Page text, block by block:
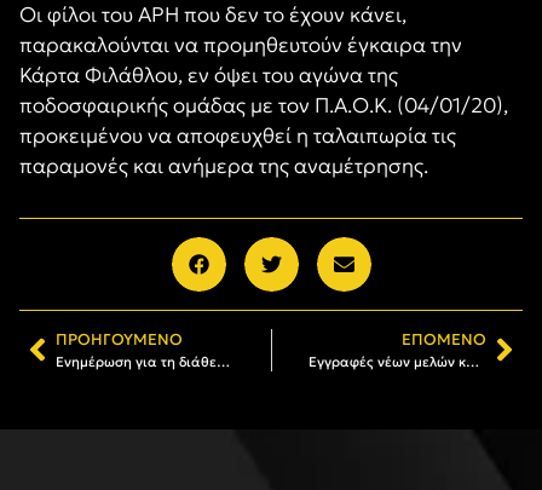
Οι φίλοι του ΑΡΗ που δεν το έχουν κάνει,
παρακαλούνται να προμηθευτούν έγκαιρα την
Κάρτα Φιλάθλου, εν όψει του αγώνα της
ποδοσφαιρικής ομάδας με τον Π.Α.Ο.Κ. (04/01/20),
προκειμένου να αποφευχθεί η ταλαιπωρία τις
παραμονές και ανήμερα της αναμέτρησης.
ΠΡΟΗΓΟΎΜΕΝΟ
Ενημέρωση για τη διάθεση της Κάρτας Φιλάθλου του ΑΡΗ
ΕΠΌΜΕΝΟ
Εγγραφές νέων μελών και ανανεώσεις στην «κιτρινόμαυρη» Γουμένισσα